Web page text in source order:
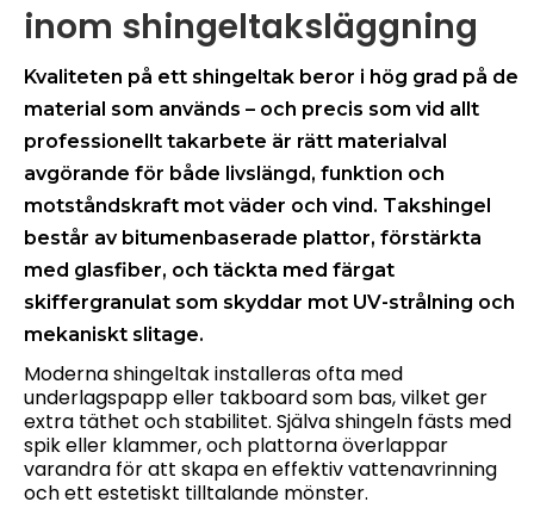
inom shingeltaksläggning
Kvaliteten på ett shingeltak beror i hög grad på de
material som används – och precis som vid allt
professionellt takarbete är rätt materialval
avgörande för både livslängd, funktion och
motståndskraft mot väder och vind. Takshingel
består av bitumenbaserade plattor, förstärkta
med glasfiber, och täckta med färgat
skiffergranulat som skyddar mot UV-strålning och
mekaniskt slitage.
Moderna shingeltak installeras ofta med
underlagspapp eller takboard som bas, vilket ger
extra täthet och stabilitet. Själva shingeln fästs med
spik eller klammer, och plattorna överlappar
varandra för att skapa en effektiv vattenavrinning
och ett estetiskt tilltalande mönster.